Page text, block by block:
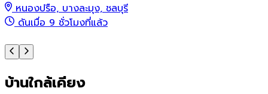
หนองปรือ, บางละมุง, ชลบุรี
ดันเมื่อ 9 ชั่วโมงที่แล้ว
บ้านใกล้เคียง